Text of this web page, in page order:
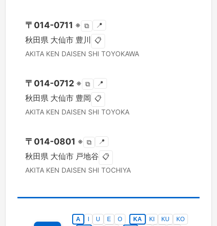
〒 014-0711 ※ ⧉ 📍
秋田県 大仙市 豊川 📋
AKITA KEN DAISEN SHI TOYOKAWA
〒 014-0712 ※ ⧉ 📍
秋田県 大仙市 豊岡 📋
AKITA KEN DAISEN SHI TOYOKA
〒 014-0801 ※ ⧉ 📍
秋田県 大仙市 戸地谷 📋
AKITA KEN DAISEN SHI TOCHIYA
A U E O KA KI KU
KO